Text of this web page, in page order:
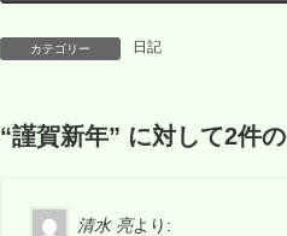
カテゴリー 日記
“謹賀新年” に対して2件
清水 亮より: